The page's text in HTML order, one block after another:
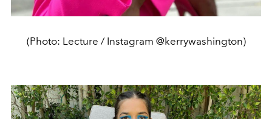
(Photo: Lecture / Instagram @kerrywashington)